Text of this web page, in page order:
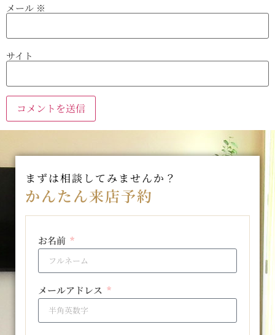
メール ※
サイト
まずは相談してみませんか？
かんたん来店予約
お名前
メールアドレス